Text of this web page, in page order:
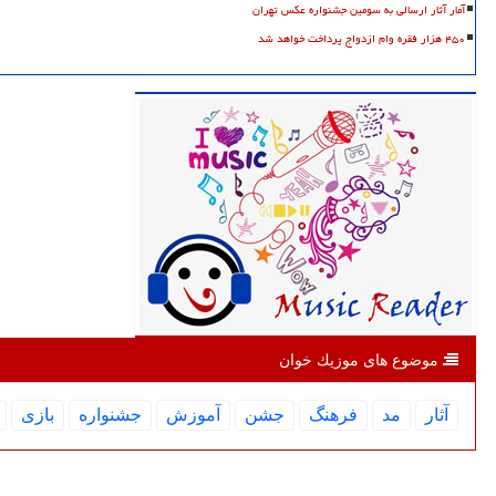
آمار آثار ارسالی به سومین جشنواره عکس تهران
۴۵۰ هزار فقره وام ازدواج پرداخت خواهد شد
موضوع های موزیك خوان
آثار مد فرهنگ جشن آموزش جشنواره بازی